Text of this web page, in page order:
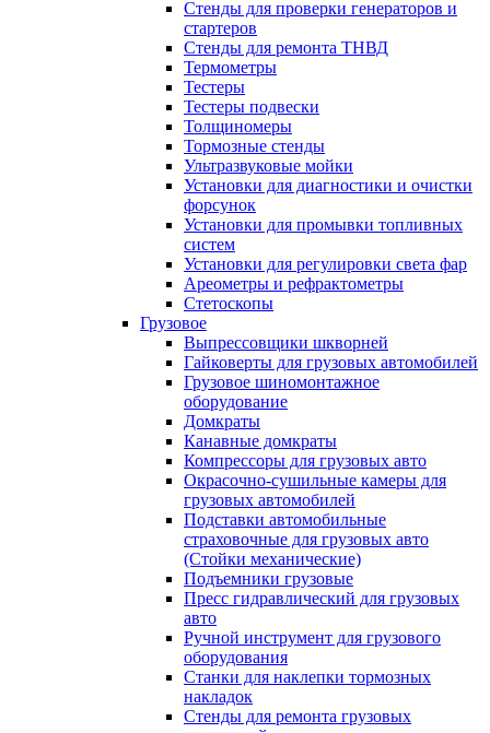
Стенды для проверки генераторов и
стартеров
Стенды для ремонта ТНВД
Термометры
Тестеры
Тестеры подвески
Толщиномеры
Тормозные стенды
Ультразвуковые мойки
Установки для диагностики и очистки
форсунок
Установки для промывки топливных
систем
Установки для регулировки света фар
Ареометры и рефрактометры
Стетоскопы
Грузовое
Выпрессовщики шкворней
Гайковерты для грузовых автомобилей
Грузовое шиномонтажное
оборудование
Домкраты
Канавные домкраты
Компрессоры для грузовых авто
Окрасочно-сушильные камеры для
грузовых автомобилей
Подставки автомобильные
страховочные для грузовых авто
(Стойки механические)
Подъемники грузовые
Пресс гидравлический для грузовых
авто
Ручной инструмент для грузового
оборудования
Станки для наклепки тормозных
накладок
Стенды для ремонта грузовых